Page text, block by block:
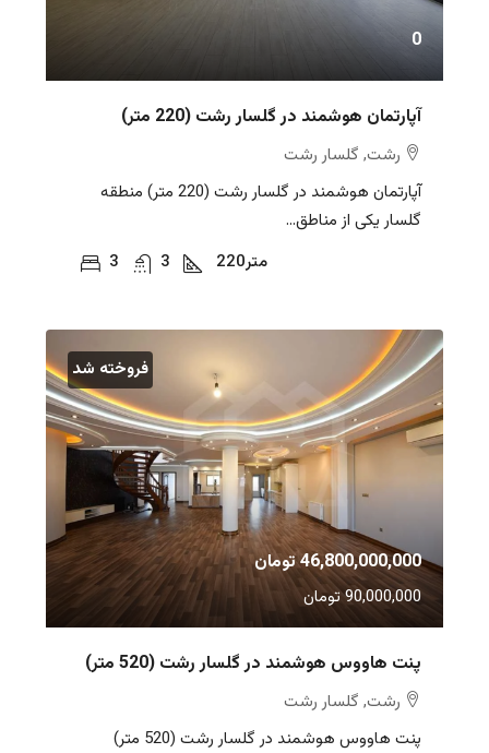
0
آپارتمان هوشمند در گلسار رشت (220 متر)
رشت, گلسار رشت
آپارتمان هوشمند در گلسار رشت (220 متر) منطقه
گلسار یکی از مناطق...
3
3 220متر
فروخته شد
46,800,000,000 تومان
90,000,000 تومان
پنت هاووس هوشمند در گلسار رشت (520 متر)
رشت, گلسار رشت
پنت هاووس هوشمند در گلسار رشت (520 متر)